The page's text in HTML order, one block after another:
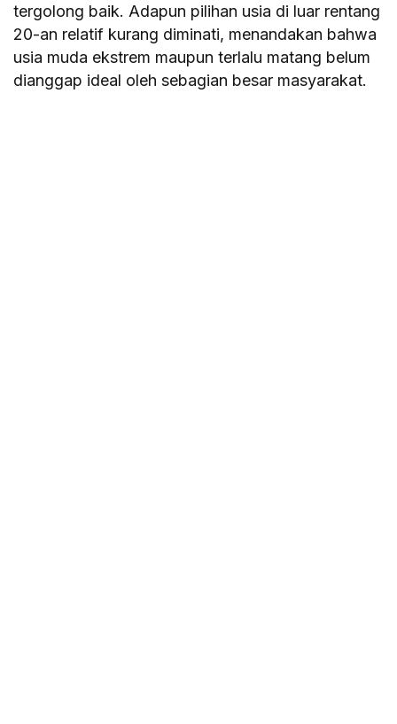
tergolong baik. Adapun pilihan usia di luar rentang
20-an relatif kurang diminati, menandakan bahwa
usia muda ekstrem maupun terlalu matang belum
dianggap ideal oleh sebagian besar masyarakat.